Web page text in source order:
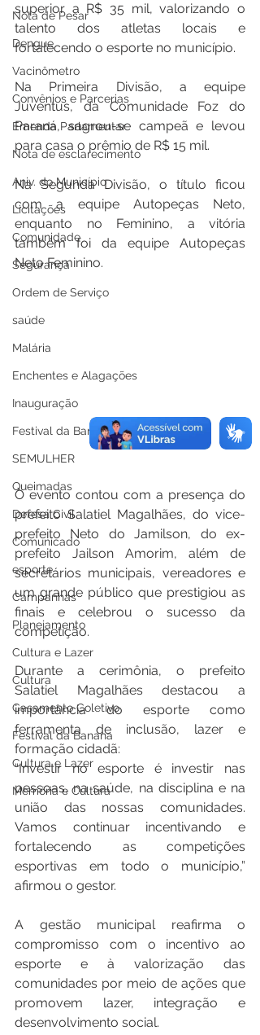
Nota de Pesar
Dengue
Vacinômetro
Convênios e Parcerias
Emenda Parlamentar
Nota de esclarecimento
Aniv. do Município
Licitações
Comunidade
Segurança
Ordem de Serviço
saúde
Malária
Enchentes e Alagações
Inauguração
Festival da Banana
SEMULHER
Queimadas
Defesa Civil
Comunicado
esporte
Campanhas
Planejamento
Cultura e Lazer
Cultura
Casamento Coletivo
Festival da Banana
Cultura e Lazer
Memória e Cultura
superior a R$ 35 mil, valorizando o
talento dos atletas locais e
fortalecendo o esporte no município.
Na Primeira Divisão, a equipe
Juventus, da Comunidade Foz do
Paraná, sagrou-se campeã e levou
para casa o prêmio de R$ 15 mil.
Na Segunda Divisão, o título ficou
com a equipe Autopeças Neto,
enquanto no Feminino, a vitória
também foi da equipe Autopeças
Neto Feminino.
O evento contou com a presença do
prefeito Salatiel Magalhães, do vice-
prefeito Neto do Jamilson, do ex-
prefeito Jailson Amorim, além de
secretários municipais, vereadores e
um grande público que prestigiou as
finais e celebrou o sucesso da
competição.
Durante a cerimônia, o prefeito
Salatiel Magalhães destacou a
importância do esporte como
ferramenta de inclusão, lazer e
formação cidadã:
“Investir no esporte é investir nas
pessoas, na saúde, na disciplina e na
união das nossas comunidades.
Vamos continuar incentivando e
fortalecendo as competições
esportivas em todo o município,”
afirmou o gestor.
A gestão municipal reafirma o
compromisso com o incentivo ao
esporte e à valorização das
comunidades por meio de ações que
promovem lazer, integração e
desenvolvimento social.